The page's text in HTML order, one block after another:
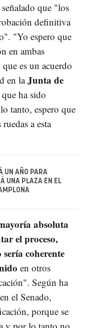
que "los
definitiva
"Yo espero que
en ambas
es un acuerdo
en laJunta de
ha sido
tanto, espero que
a esta
UN AÑO PARA
UNA PLAZA EN EL
absoluta
el proceso,
coherente
en otros
Según ha
el Senado,
porque se